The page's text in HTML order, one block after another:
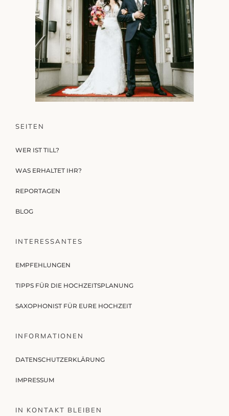
SEITEN
WER IST TILL?
WAS ERHALTET IHR?
REPORTAGEN
BLOG
INTERESSANTES
EMPFEHLUNGEN
TIPPS FÜR DIE HOCHZEITSPLANUNG
SAXOPHONIST FÜR EURE HOCHZEIT
INFORMATIONEN
DATENSCHUTZERKLÄRUNG
IMPRESSUM
IN KONTAKT BLEIBEN